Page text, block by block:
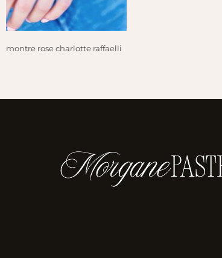
montre rose charlotte raffaelli